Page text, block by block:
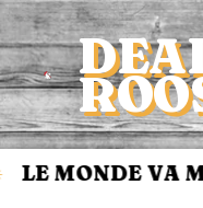
Accueil
MONDE VA